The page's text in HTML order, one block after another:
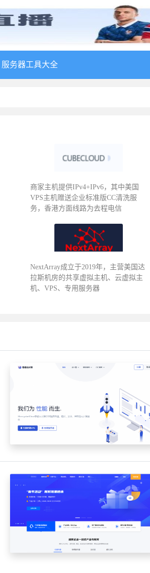
服务器工具大全
商家主机提供IPv4+IPv6，其中美国
VPS主机赠送企业标准版CC清洗服
务，香港方面线路为去程电信
NextArray成立于2019年，主营美国达
拉斯机房的共享虚拟主机、云虚拟主
机、VPS、专用服务器